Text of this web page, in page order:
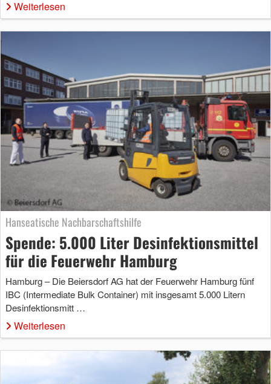
Weiterlesen
Hanseatische Nachbarschaftshilfe
Spende: 5.000 Liter Desinfektionsmittel
für die Feuerwehr Hamburg
Hamburg – Die Beiersdorf AG hat der Feuerwehr Hamburg fünf
IBC (Intermediate Bulk Container) mit insgesamt 5.000 Litern
Desinfektionsmitt …
Weiterlesen